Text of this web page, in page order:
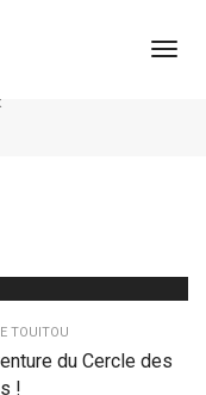
TOUITOU
du Cercle des
!